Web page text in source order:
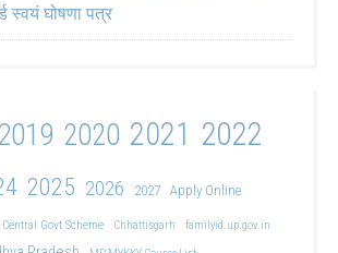
स्वयं घोषणा पत्र
2020 2021 2022
2025 2026 2027 Apply Online
Central Govt Scheme Chhattisgarh familyid.up.gov.in